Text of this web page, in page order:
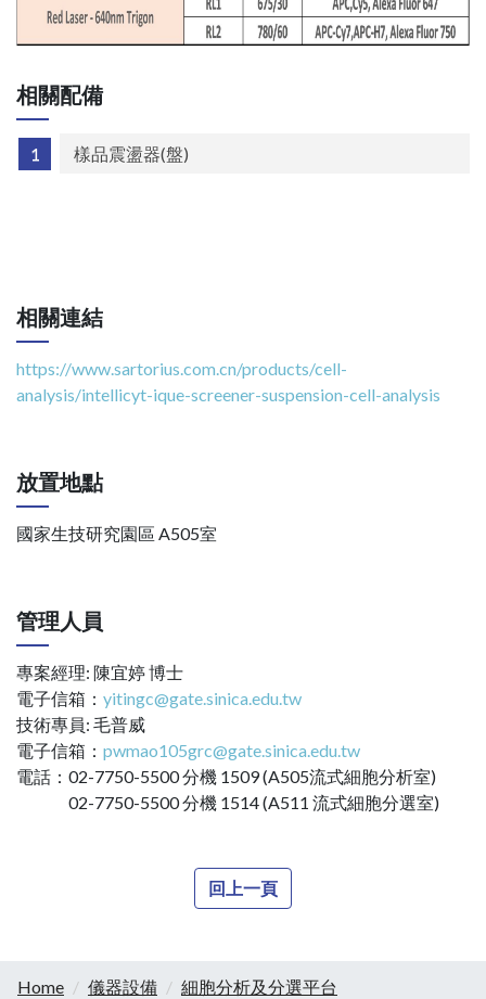
相關配備
樣品震盪器(盤)
相關連結
https://www.sartorius.com.cn/products/cell-
analysis/intellicyt-ique-screener-suspension-cell-analysis
放置地點
國家生技研究園區 A505室
管理人員
專案經理: 陳宜婷 博士
電子信箱： yitingc@gate.sinica.edu.tw
技術專員: 毛普威
電子信箱： pwmao105grc@gate.sinica.edu.tw
電話：02-7750-5500 分機 1509 (A505流式細胞分析室)
02-7750-5500 分機 1514 (A511 流式細胞分選室)
回上一頁
Home 儀器設備
細胞分析及分選平台